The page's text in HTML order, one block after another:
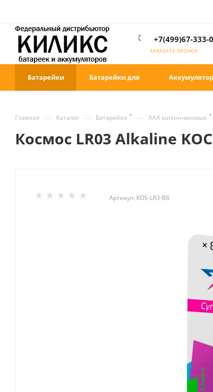
+7(499)67-333-
ЗАКАЗАТЬ ЗВОНОК
Батарейки Батарейки для
Главная — Каталог — Батарейки — ААА мизинчиковые
Космос LR03 Alkaline
Артикул: KOS-LR3-B8